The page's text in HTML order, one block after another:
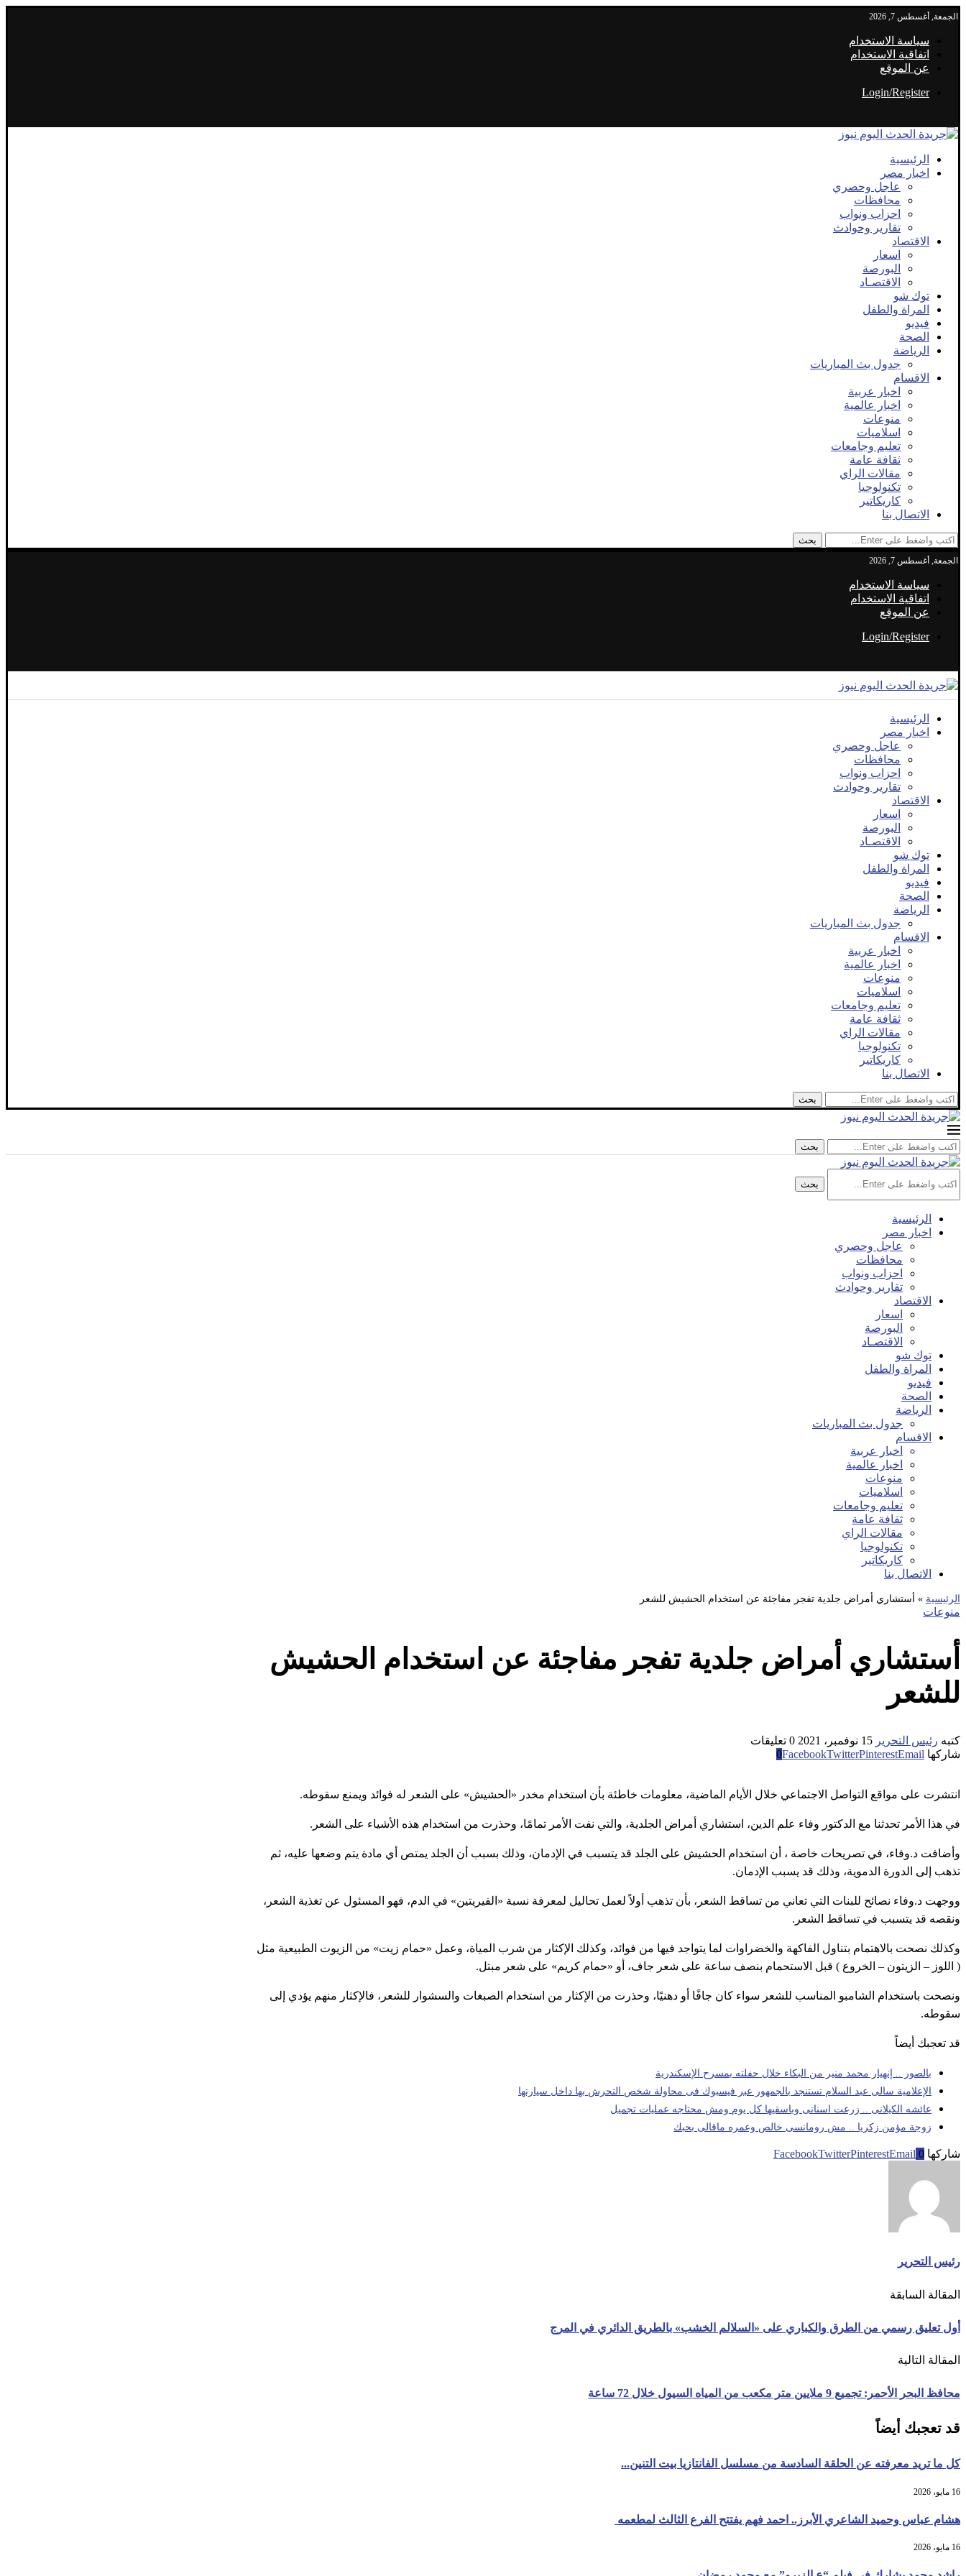
الجمعة, أغسطس 7, 2026
سياسة الاستخدام
اتفاقية الاستخدام
عن الموقع
Login/Register
الرئيسية
اخبار مصر
عاجل وحصري
محافظات
احزاب ونواب
تقارير وحوادث
الاقتصاد
اسعار
البورصة
الاقتصـاد
توك شو
المراة والطفل
فيديو
الصحة
الرياضة
جدول بث المباريات
الاقسام
اخبار عربية
اخبار عالمية
منوعات
اسلاميات
تعليم وجامعات
ثقافة عامة
مقالات الراي
تكنولوجيا
كاريكاتير
الاتصال بنا
بحث
الجمعة, أغسطس 7, 2026
سياسة الاستخدام
اتفاقية الاستخدام
عن الموقع
Login/Register
الرئيسية
اخبار مصر
عاجل وحصري
محافظات
احزاب ونواب
تقارير وحوادث
الاقتصاد
اسعار
البورصة
الاقتصـاد
توك شو
المراة والطفل
فيديو
الصحة
الرياضة
جدول بث المباريات
الاقسام
اخبار عربية
اخبار عالمية
منوعات
اسلاميات
تعليم وجامعات
ثقافة عامة
مقالات الراي
تكنولوجيا
كاريكاتير
الاتصال بنا
بحث
بحث
بحث
الرئيسية
اخبار مصر
عاجل وحصري
محافظات
احزاب ونواب
تقارير وحوادث
الاقتصاد
اسعار
البورصة
الاقتصـاد
توك شو
المراة والطفل
فيديو
الصحة
الرياضة
جدول بث المباريات
الاقسام
اخبار عربية
اخبار عالمية
منوعات
اسلاميات
تعليم وجامعات
ثقافة عامة
مقالات الراي
تكنولوجيا
كاريكاتير
الاتصال بنا
الرئيسية » أستشاري أمراض جلدية تفجر مفاجئة عن استخدام الحشيش للشعر
منوعات
أستشاري أمراض جلدية تفجر مفاجئة عن استخدام الحشيش
للشعر
كتبه رئيس التحرير 15 نوفمبر، 2021
0 تعليقات
شاركها
0FacebookTwitterPinterestEmail
انتشرت على مواقع التواصل الاجتماعي خلال الأيام الماضية، معلومات خاطئة بأن استخدام مخدر «الحشيش» على الشعر له فوائد ويمنع سقوطه.
في هذا الأمر تحدثنا مع الدكتور وفاء علم الدين، استشاري أمراض الجلدية، والتي نفت الأمر تمامًا، وحذرت من استخدام هذه الأشياء على الشعر.
وأضافت د.وفاء، في تصريحات خاصة ، أن استخدام الحشيش على الجلد قد يتسبب في الإدمان، وذلك بسبب أن الجلد يمتص أي مادة يتم وضعها عليه، ثم
تذهب إلى الدورة الدموية، وذلك قد يسبب الإدمان.
ووجهت د.وفاء نصائح للبنات التي تعاني من تساقط الشعر، بأن تذهب أولاً لعمل تحاليل لمعرفة نسبة «الفيريتين» في الدم، فهو المسئول عن تغذية الشعر،
ونقصه قد يتسبب في تساقط الشعر.
وكذلك نصحت بالاهتمام بتناول الفاكهة والخضراوات لما يتواجد فيها من فوائد، وكذلك الإكثار من شرب المياة، وعمل «حمام زيت» من الزيوت الطبيعية مثل
( اللوز – الزيتون – الخروع ) قبل الاستحمام بنصف ساعة على شعر جاف، أو «حمام كريم» على شعر مبتل.
ونصحت باستخدام الشامبو المناسب للشعر سواء كان جافًا أو دهنيًا، وحذرت من الإكثار من استخدام الصبغات والسشوار للشعر، فالإكثار منهم يؤدي إلى
سقوطه.
قد تعجبك أيضاً
بالصور .. إنهيار محمد منير من البكاء خلال حفلته بمسرح الإسكندرية
الإعلامية سالى عبد السلام تستنجد بالجمهور عبر فيسبوك فى محاولة شخص التحرش بها داخل سيارتها
عائشه الكيلانى .. زرعت اسنانى وباسقيها كل يوم ومش محتاجه عمليات تجميل
زوجة مؤمن زكريا .. مش رومانسى خالص وعمره ماقالى بحبك
شاركها 0
FacebookTwitterPinterestEmail
رئيس التحرير
المقالة السابقة
أول تعليق رسمي من الطرق والكباري على «السلالم الخشب» بالطريق الدائري في المرج
المقالة التالية
محافظ البحر الأحمر: تجميع 9 ملايين متر مكعب من المياه السيول خلال 72 ساعة
قد تعجبك أيضاً
كل ما تريد معرفته عن الحلقة السادسة من مسلسل الفانتازيا بيت التنين...
16 مايو، 2026
هشام عباس وحميد الشاعري الأبرز.. احمد فهم يفتتح الفرع الثالث لمطعمه
16 مايو، 2026